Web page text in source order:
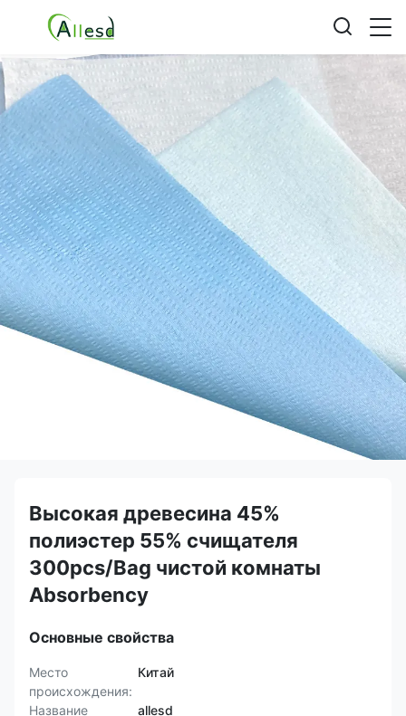
Высокая древесина 45%
полиэстер 55% счищателя
300pcs/Bag чистой комнаты
Absorbency
Основные свойства
Место
происхождения:
Китай
Название
allesd